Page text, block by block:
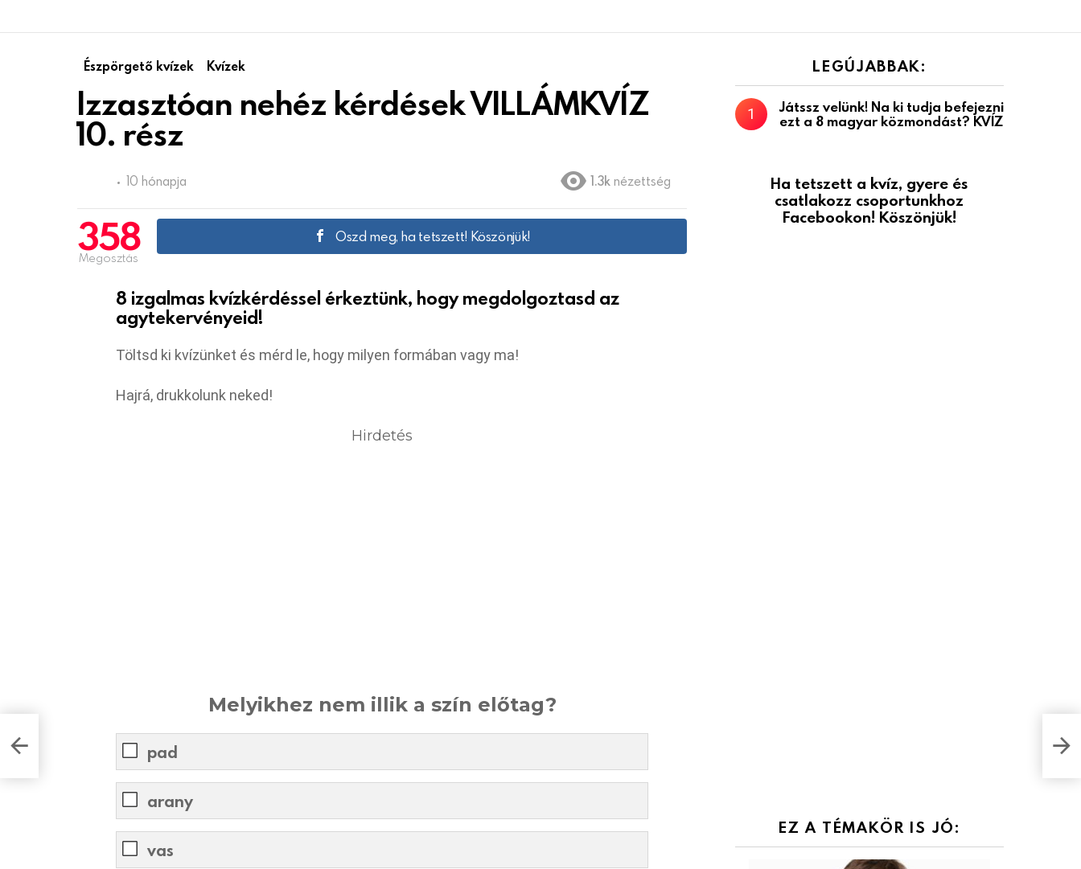
Észpörgető kvízek Kvízek
Izzasztóan nehéz kérdések VILLÁMKVÍZ
10. rész
10 hónapja 1.3k nézettség
358
Megosztás
Oszd meg, ha tetszett! Köszönjük!
8 izgalmas kvízkérdéssel érkeztünk, hogy megdolgoztasd az
agytekervényeid!
Töltsd ki kvízünket és mérd le, hogy milyen formában vagy ma!
Hajrá, drukkolunk neked!
Hirdetés
Melyikhez nem illik a szín előtag?
pad
arany
vas
LEGÚJABBAK:
Játssz velünk! Na ki tudja befejezni
ezt a 8 magyar közmondást? KVÍZ
Ha tetszett a kvíz, gyere és
csatlakozz csoportunkhoz
Facebookon! Köszönjük!
EZ A TÉMAKÖR IS JÓ: